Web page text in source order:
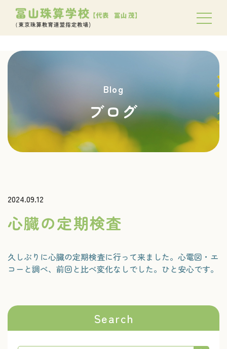
Blog
ブログ
2024.09.12
心臓の定期検査
久しぶりに心臓の定期検査に行って来ました。心電図・エ
コーと調べ、前回と比べ変化なしでした。ひと安心です。
Search